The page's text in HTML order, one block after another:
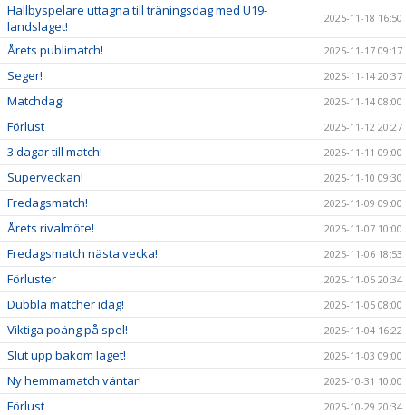
Hallbyspelare uttagna till träningsdag med U19-
landslaget!
2025-11-18 16:50
Årets publimatch! 2025-11-17 09:17
Seger! 2025-11-14 20:37
Matchdag! 2025-11-14 08:00
Förlust 2025-11-12 20:27
3 dagar till match! 2025-11-11 09:00
Superveckan! 2025-11-10 09:30
Fredagsmatch! 2025-11-09 09:00
Årets rivalmöte! 2025-11-07 10:00
Fredagsmatch nästa vecka! 2025-11-06 18:53
Förluster 2025-11-05 20:34
Dubbla matcher idag! 2025-11-05 08:00
Viktiga poäng på spel! 2025-11-04 16:22
Slut upp bakom laget! 2025-11-03 09:00
Ny hemmamatch väntar! 2025-10-31 10:00
Förlust 2025-10-29 20:34